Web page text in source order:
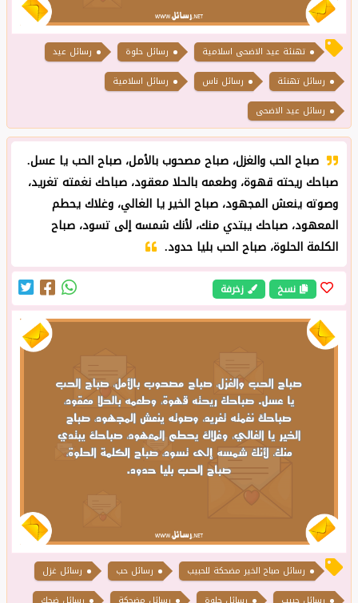
تهنئة عيد الاضحى اسلامية رسائل حلوة
رسائل عيد
رسائل تهنئة
رسائل ناس
رسائل اسلامية
رسائل عيد الاضحى
صباح الحب والغزل، صباح مصحوب بالأمل، صباح الحب يا عسل.
صباحك ريحته قهوة، وطعمه بالحلا معقود، صباحك نغمته تغريد،
وصوته ينعش المجهود، صباح الخير يا الغالي، وغلاك يحطم
المعهود، صباحك يبتدي منك، لأنك شمسه إلى تسود، صباح
الكلمة الحلوة، صباح الحب بليا حدود.
نسخ زخرفة
رسائل صباح الخير مضحكة للحبيب رسائل حب
رسائل غزل